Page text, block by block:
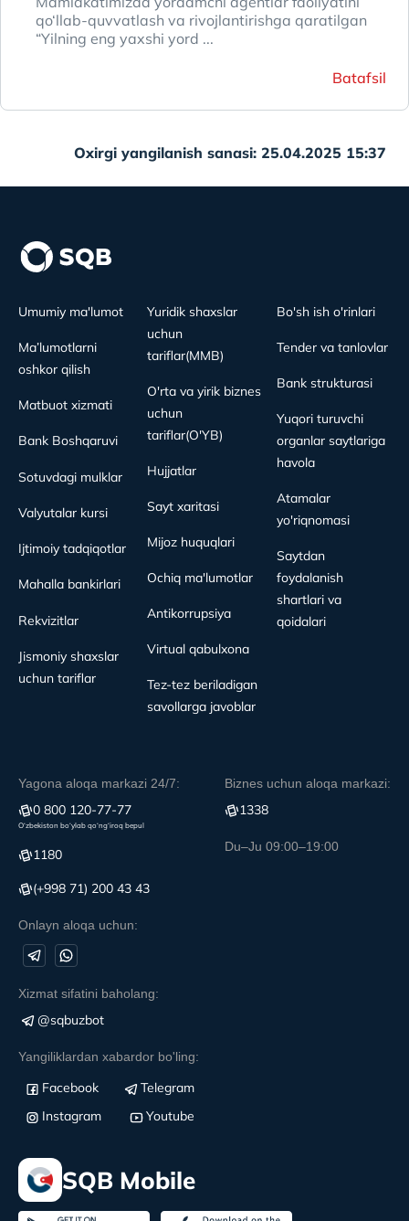
qo‘llab-quvvatlash va rivojlantirishga qaratilgan
“Yilning eng yaxshi yord ...
Batafsil
Oxirgi yangilanish sanasi: 25.04.2025 15:37
Umumiy ma'lumot
Ma’lumotlarni
oshkor qilish
Matbuot xizmati
Bank Boshqaruvi
Sotuvdagi mulklar
Valyutalar kursi
Ijtimoiy tadqiqotlar
Mahalla bankirlari
Rekvizitlar
Jismoniy shaxslar
uchun tariflar
Yuridik shaxslar
uchun
tariflar(MMB)
O'rta va yirik biznes
uchun
tariflar(O'YB)
Hujjatlar
Sayt xaritasi
Mijoz huquqlari
Ochiq ma'lumotlar
Antikorrupsiya
Virtual qabulxona
Tez-tez beriladigan
savollarga javoblar
Bo'sh ish o'rinlari
Tender va tanlovlar
Bank strukturasi
Yuqori turuvchi
organlar saytlariga
havola
Atamalar
yo'riqnomasi
Saytdan
foydalanish
shartlari va
qoidalari
Yagona aloqa markazi 24/7:
0 800 120-77-77
O‘zbekiston bo‘ylab qo‘ng‘iroq bepul
1180
(+998 71) 200 43 43
Onlayn aloqa uchun:
Biznes uchun aloqa markazi:
1338
Du–Ju 09:00–19:00
Xizmat sifatini baholang:
@sqbuzbot
Yangiliklardan xabardor bo'ling:
Facebook
Telegram
Instagram
Youtube
SQB Mobile